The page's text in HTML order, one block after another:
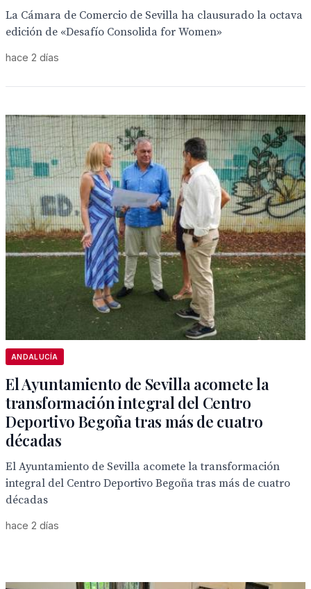
La Cámara de Comercio de Sevilla ha clausurado la octava
edición de «Desafío Consolida for Women»
hace 2 días
ANDALUCÍA
El Ayuntamiento de Sevilla acomete la
transformación integral del Centro
Deportivo Begoña tras más de cuatro
décadas
El Ayuntamiento de Sevilla acomete la transformación
integral del Centro Deportivo Begoña tras más de cuatro
décadas
hace 2 días